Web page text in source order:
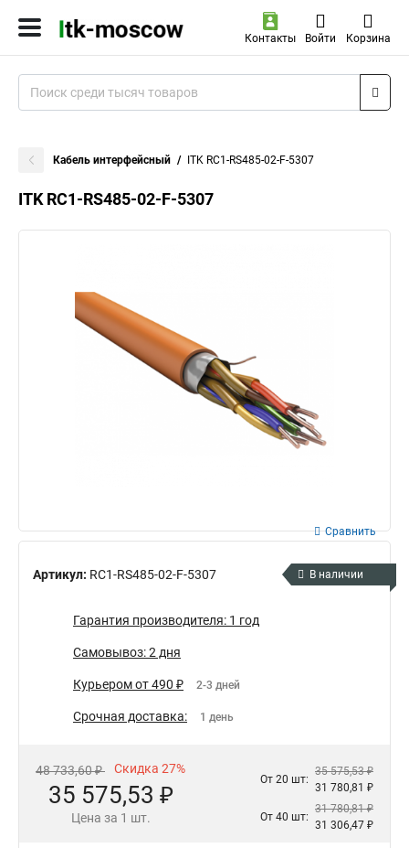
Контакты Войти Корзина
Кабель интерфейсный ITK RC1-RS485-02-F-5307
ITK RC1-RS485-02-F-5307
Артикул: RC1-RS485-02-F-5307
Сравнить
В наличии
Гарантия производителя: 1 год
Самовывоз: 2 дня
Курьером от 490 ₽ 2-3 дней
Срочная доставка: 1 день
48 733,60 ₽ Скидка 27%
35 575,53 ₽
Цена за 1 шт.
От 20 шт:
35 575,53 ₽
31 780,81 ₽
От 40 шт:
31 780,81 ₽
31 306,47 ₽